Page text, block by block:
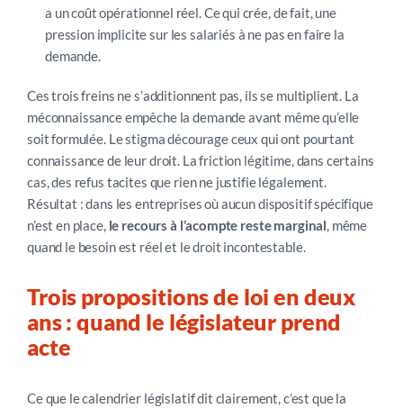
a un coût opérationnel réel. Ce qui crée, de fait, une
pression implicite sur les salariés à ne pas en faire la
demande.
Ces trois freins ne s’additionnent pas, ils se multiplient. La
méconnaissance empêche la demande avant même qu’elle
soit formulée. Le stigma décourage ceux qui ont pourtant
connaissance de leur droit. La friction légitime, dans certains
cas, des refus tacites que rien ne justifie légalement.
Résultat : dans les entreprises où aucun dispositif spécifique
n’est en place, le recours à l’acompte reste marginal , même
quand le besoin est réel et le droit incontestable.
Trois propositions de loi en deux
ans : quand le législateur prend
acte
Ce que le calendrier législatif dit clairement, c’est que la